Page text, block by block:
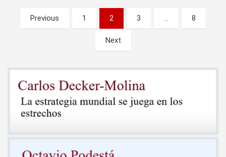
Paginación
de
Previous 1 2 3 … 8
Next